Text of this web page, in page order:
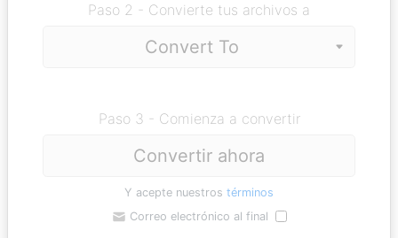
Paso 2 - Convierte tus archivos a
Paso 3 - Comienza a convertir
Convertir ahora
Y acepte nuestros términos
Correo electrónico al final